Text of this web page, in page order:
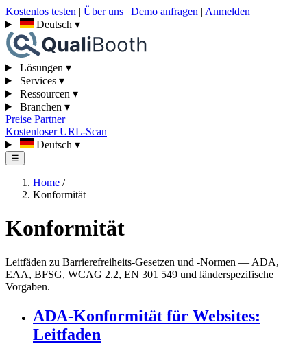
Kostenlos testen | Über uns | Demo anfragen | Anmelden |
Deutsch ▾
Lösungen ▾
Services ▾
Ressourcen ▾
Branchen ▾
Preise Partner
Kostenloser URL-Scan
Deutsch ▾
☰
Home /
Konformität
Konformität
Leitfäden zu Barrierefreiheits-Gesetzen und -Normen — ADA,
EAA, BFSG, WCAG 2.2, EN 301 549 und länderspezifische
Vorgaben.
ADA-Konformität für Websites:
Leitfaden